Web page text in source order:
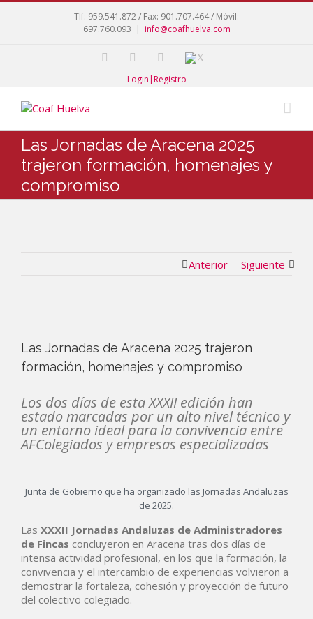
Tlf: 959.541.872 / Fax: 901.707.464 / Móvil:
697.760.093 | info@coafhuelva.com
Login|Registro
Las Jornadas de Aracena 2025
trajeron formación, homenajes y
compromiso
Anterior Siguiente
Las Jornadas de Aracena 2025 trajeron
formación, homenajes y compromiso
Los dos días de esta XXXII edición han
estado marcadas por un alto nivel técnico y
un entorno ideal para la convivencia entre
AFColegiados y empresas especializadas
Junta de Gobierno que ha organizado las Jornadas Andaluzas
de 2025.
Las XXXII Jornadas Andaluzas de Administradores
de Fincas concluyeron en Aracena tras dos días de
intensa actividad profesional, en los que la formación, la
convivencia y el intercambio de experiencias volvieron a
demostrar la fortaleza, cohesión y proyección de futuro
del colectivo colegiado.